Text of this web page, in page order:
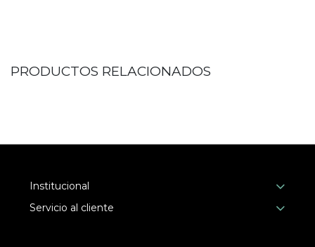
PRODUCTOS RELACIONADOS
Institucional
Servicio al cliente